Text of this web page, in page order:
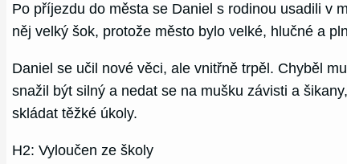
Po příjezdu do města se Daniel s rodinou usadili v
něj velký šok, protože město bylo velké, hlučné a
Daniel se učil nové věci, ale vnitřně trpěl. Chyběl
snažil být silný a nedat se na mušku závisti a
skládat těžké úkoly.
H2: Vyloučen ze školy